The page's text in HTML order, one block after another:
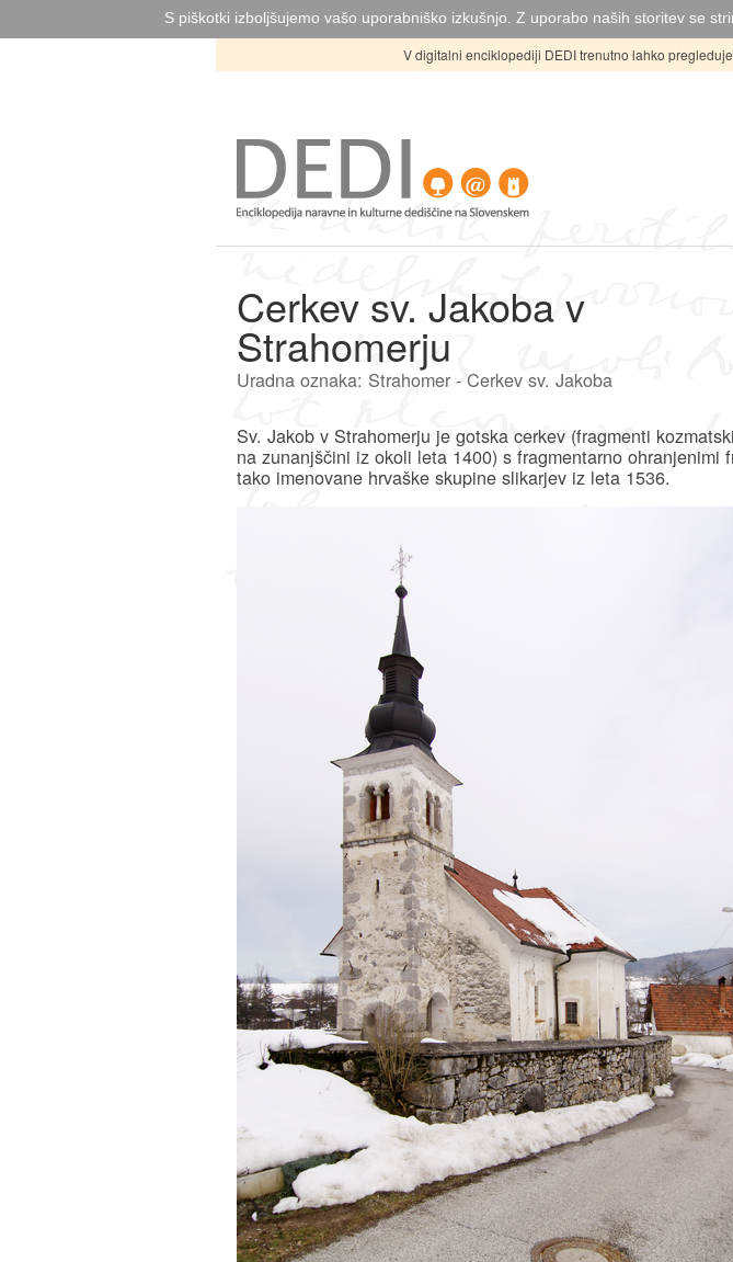
S piškotki izboljšujemo vašo uporabniško izkušnjo. Z uporabo naših storitev se
V digitalni enciklopediji DEDI trenutno lahko
Cerkev sv. Jakoba v
Strahomerju
Uradna oznaka: Strahomer - Cerkev sv. Jakoba
Sv. Jakob v Strahomerju je gotska cerkev (fragmenti
na zunanjščini iz okoli leta 1400) s fragmentarno ohranjenimi
tako imenovane hrvaške skupine slikarjev iz leta 1536.